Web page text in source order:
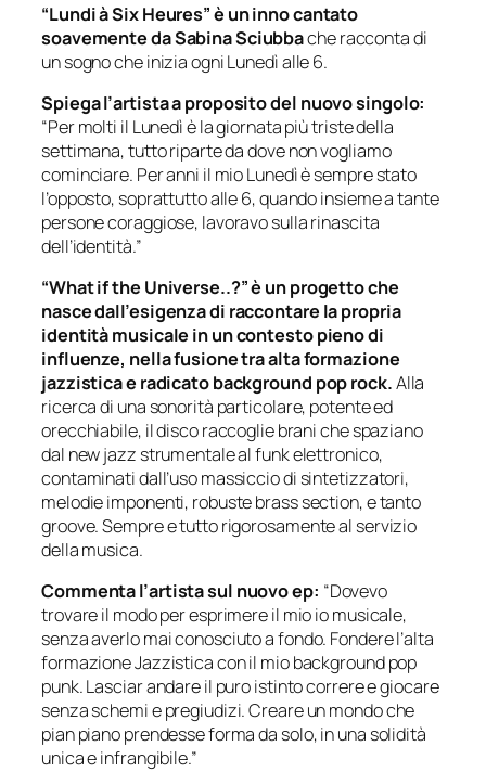
“Lundi à Six Heures” è un inno cantato
soavemente da Sabina Sciubbache racconta di
un sogno che inizia ogni Lunedì alle 6.
Spiega l’artista a proposito del nuovo singolo:
“Per molti il Lunedì è la giornata più triste della
settimana, tutto riparte da dove non vogliamo
cominciare. Per anni il mio Lunedì è sempre stato
l’opposto, soprattutto alle 6, quando insieme a tante
persone coraggiose, lavoravo sulla rinascita
dell’identità.”
“What if the Universe..?” è un progetto che
nasce dall’esigenza di raccontare la propria
identità musicale in un contesto pieno di
influenze, nella fusione tra alta formazione
jazzistica e radicato background pop rock.Alla
ricerca di una sonorità particolare, potente ed
orecchiabile, il disco raccoglie brani che spaziano
dal new jazz strumentale al funk elettronico,
contaminati dall’uso massiccio di sintetizzatori,
melodie imponenti, robuste brass section, e tanto
groove. Sempre e tutto rigorosamente al servizio
della musica.
Commenta l’artista sul nuovo ep: “Dovevo
trovare il modo per esprimere il mio io musicale,
senza averlo mai conosciuto a fondo. Fondere l’alta
formazione Jazzistica con il mio background pop
punk. Lasciar andare il puro istinto correre e giocare
senza schemi e pregiudizi. Creare un mondo che
pian piano prendesse forma da solo, in una solidità
unica e infrangibile.”